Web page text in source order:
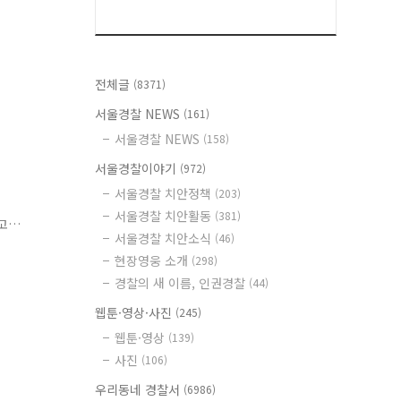
전체글 (8371)
서울경찰 NEWS (161)
서울경찰 NEWS (158)
서울경찰이야기 (972)
서울경찰 치안정책 (203)
서울경찰 치안활동 (381)
서울경찰 치안소식 (46)
현장영웅 소개 (298)
경찰의 새 이름, 인권경찰 (44)
웹툰·영상·사진 (245)
웹툰·영상 (139)
사진 (106)
우리동네 경찰서 (6986)